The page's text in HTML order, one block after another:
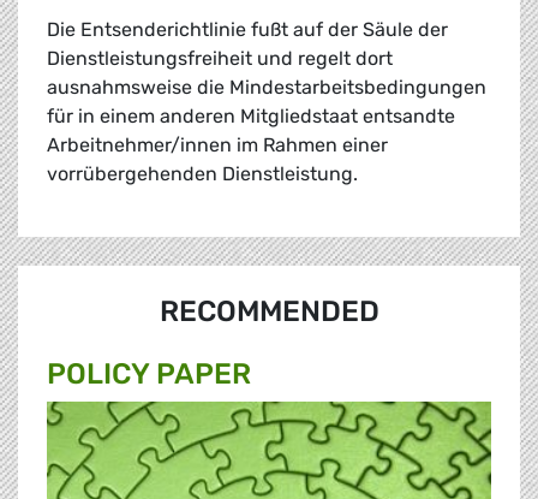
Die Entsenderichtlinie fußt auf der Säule der
Dienstleistungsfreiheit und regelt dort
ausnahmsweise die Mindestarbeitsbedingungen
für in einem anderen Mitgliedstaat entsandte
Arbeitnehmer/innen im Rahmen einer
vorrübergehenden Dienstleistung.
RECOMMENDED
POLICY PAPER